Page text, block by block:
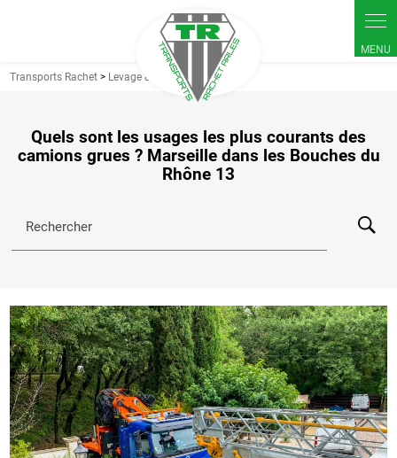
Transports Rachet> Levage & manutention>
Quels sont les usages les plus courants des
camions grues ? Marseille dans les Bouches du
Rhône 13
Rechercher